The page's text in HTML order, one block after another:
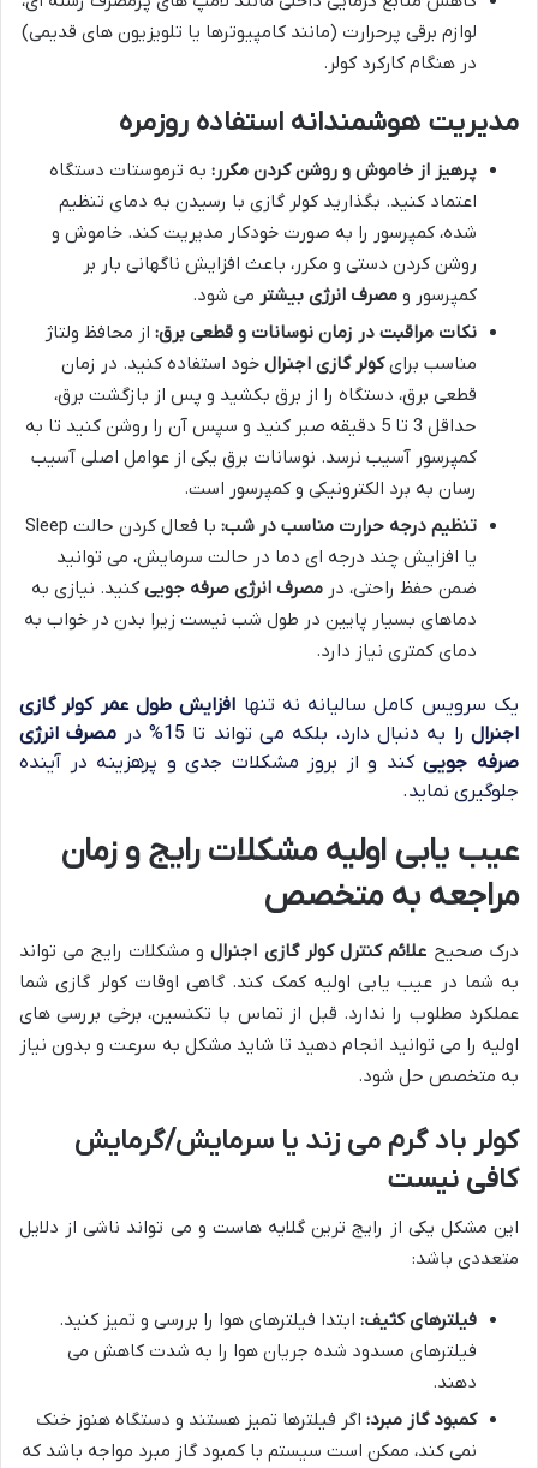
لوازم برقی پرحرارت (مانند کامپیوترها یا تلویزیون های قدیمی)
در هنگام کارکرد کولر.
مدیریت هوشمندانه استفاده روزمره
پرهیز از خاموش و روشن کردن مکرر: به ترموستات دستگاه
اعتماد کنید. بگذارید کولر گازی با رسیدن به دمای تنظیم
شده، کمپرسور را به صورت خودکار مدیریت کند. خاموش و
روشن کردن دستی و مکرر، باعث افزایش ناگهانی بار بر
کمپرسور و مصرف انرژی بیشتر می شود.
نکات مراقبت در زمان نوسانات و قطعی برق: از محافظ ولتاژ
مناسب برایکولر گازی اجنرال خود استفاده کنید. در زمان
قطعی برق، دستگاه را از برق بکشید و پس از بازگشت برق،
حداقل 3 تا 5 دقیقه صبر کنید و سپس آن را روشن کنید تا به
کمپرسور آسیب نرسد. نوسانات برق یکی از عوامل اصلی آسیب
رسان به برد الکترونیکی و کمپرسور است.
تنظیم درجه حرارت مناسب در شب:
با فعال کردن حالت Sleep
یا افزایش چند درجه ای دما در حالت سرمایش، می توانید
ضمن حفظ راحتی، در مصرف انرژی صرفه جویی کنید. نیازی به
دماهای بسیار پایین در طول شب نیست زیرا بدن در خواب به
دمای کمتری نیاز دارد.
یک سرویس کامل سالیانه نه تنها افزایش طول عمر کولر گازی
اجنرالرا به دنبال دارد، بلکه می تواند تا 15% در
مصرف انرژی
صرفه جوییکند و از بروز مشکلات جدی و پرهزینه در آینده
جلوگیری نماید.
عیب یابی اولیه مشکلات رایج و زمان
مراجعه به متخصص
درک صحیح علائم کنترل کولر گازی اجنرالو مشکلات رایج می تواند
به شما در عیب یابی اولیه کمک کند. گاهی اوقات کولر گازی شما
عملکرد مطلوب را ندارد. قبل از تماس با تکنسین، برخی بررسی های
اولیه را می توانید انجام دهید تا شاید مشکل به سرعت و بدون نیاز
به متخصص حل شود.
کولر باد گرم می زند یا سرمایش/گرمایش
کافی نیست
این مشکل یکی از رایج ترین گلایه هاست و می تواند ناشی از دلایل
متعددی باشد:
فیلترهای کثیف: ابتدا فیلترهای هوا را بررسی و تمیز کنید.
فیلترهای مسدود شده جریان هوا را به شدت کاهش می
دهند.
کمبود گاز مبرد: اگر فیلترها تمیز هستند و دستگاه هنوز خنک
نمی کند، ممکن است سیستم با کمبود گاز مبرد مواجه باشد که